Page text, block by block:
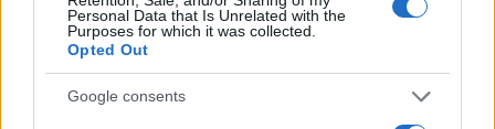
Personal Data that Is Unrelated with the
Purposes for which it was collected.
Opted Out
Google consents
Le giostre arrivano a Olbia, conto alla rovescia:
ecco quando aprono